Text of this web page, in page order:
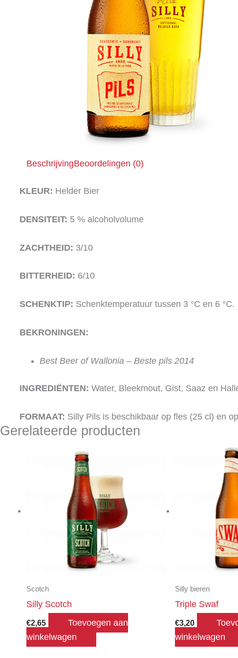
BeschrijvingBeoordelingen (0)
KLEUR: Helder Bier
DENSITEIT: 5 % alcoholvolume
ZACHTHEID: 3/10
BITTERHEID: 6/10
SCHENKTIP: Schenktemperatuur tussen 3 °C en 6 °C.
BEKRONINGEN:
Best Beer of Wallonia – Beste pils 2014
INGREDIËNTEN: Water, Bleekmout, Gist, Saaz en
FORMAAT: Silly Pils is beschikbaar op fles (25 cl) en
Gerelateerde producten
Scotch
Silly Scotch
€2,65
Toevoegen aan
winkelwagen
Silly bieren
Triple Swaf
€3,20
winkelwagen